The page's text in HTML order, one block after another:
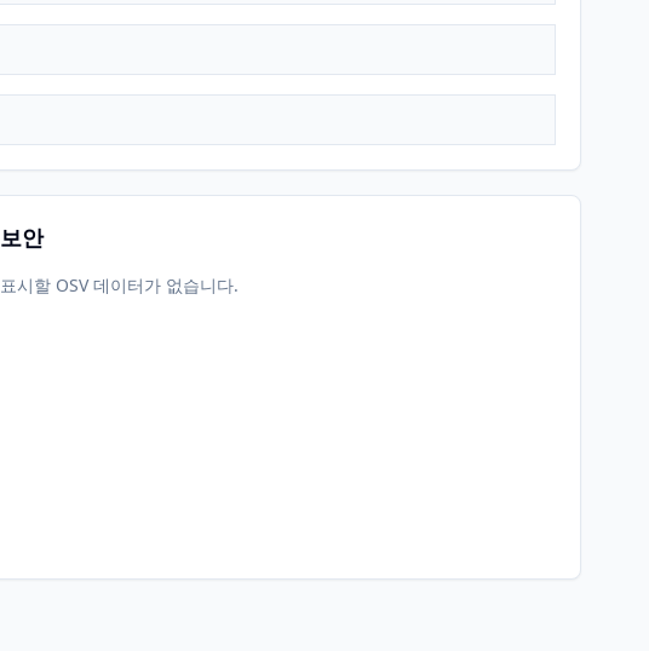
보안
표시할 OSV 데이터가 없습니다.